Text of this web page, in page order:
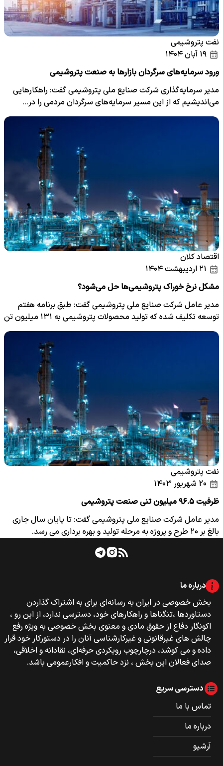
نفت پتروشیمی
ورود سرمایه‌های سرگردان بازارها به صنعت پتروشیمی
مدیر سرمایه‌گذاری شرکت صنایع ملی پتروشیمی گفت: راهکارهایی
می‌اندیشیم که از این مسیر سرمایه‌های سرگردان مردمی را در…
اقتصاد کلان
مشکل نرخ خوراک پتروشیمی‌ها حل می‌شود؟
مدیر عامل شرکت صنایع ملی پتروشیمی گفت: طبق برنامه هفتم
توسعه تکلیف شده که تولید محصولات پتروشیمی به ۱۳۱ میلیون تن
برسد.
نفت پتروشیمی
ظرفیت ۹۶.۵ میلیون تنی صنعت پتروشیمی
مدیر عامل شرکت صنایع ملی پتروشیمی گفت: تا پایان سال جاری
بالغ بر ۲۰ طرح و پروژه به مرحله تولید و بهره برداری می رسد.
درباره ما
بخش خصوصی‌‌ در ایران به رسانه‌ای برای به اشتراک گذاردن
دستاوردها ،تنگناها و راهکارهای خود، دسترسی ندارد، از این رو ،
اکونگار دفاع از حقوق مادی و معنوی بخش خصوصی به ویژه رفع
چالش های غیرقانونی و غیرکارشناسی آنان را در دستورکار خود قرار
داده و می کوشد، درچارچوب رویکردی حرفه‌ای، نقادانه و اخلاقی،
صدای فعالان این بخش ، نزد حاکمیت و افکارعمومی باشد.
دسترسی سریع
تماس با ما
درباره ما
آرشیو